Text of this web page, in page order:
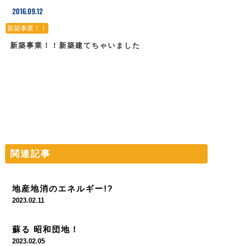
2016.09.12
新築事業！！
新築事業！！新築建てちゃいました
関連記事
地産地消のエネルギー!?
2023.02.11
蘇る 昭和団地！
2023.02.05